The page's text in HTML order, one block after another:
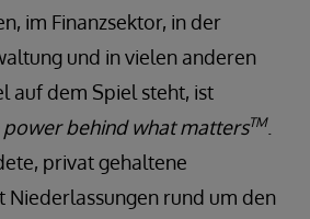
im Finanzsektor, in der
und in vielen anderen
auf dem Spiel steht, ist
power behind what mattersTM.
privat gehaltene
Niederlassungen rund um den